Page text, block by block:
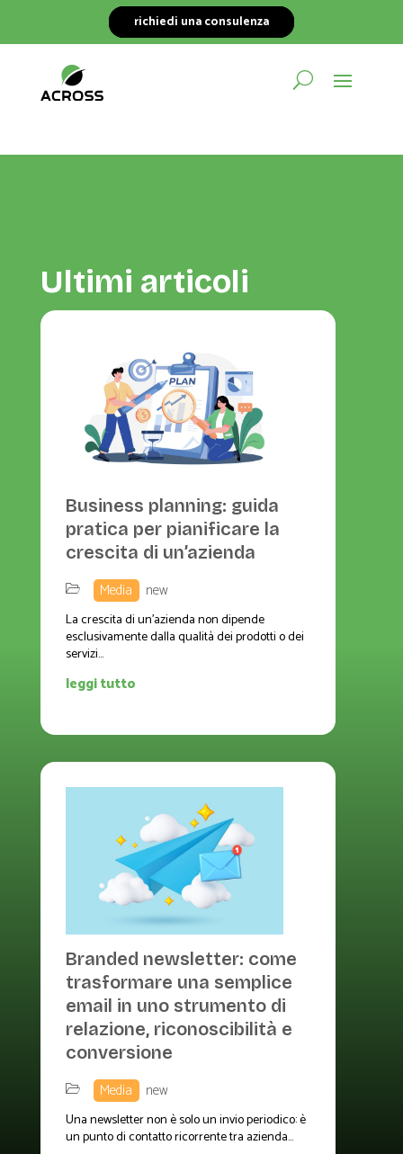
richiedi una consulenza
Ultimi articoli
Business planning: guida
pratica per pianificare la
crescita di un’azienda
Media , new
La crescita di un'azienda non dipende
esclusivamente dalla qualità dei prodotti o dei
servizi...
leggi tutto
Branded newsletter: come
trasformare una semplice
email in uno strumento di
relazione, riconoscibilità e
conversione
Media , new
Una newsletter non è solo un invio periodico: è
un punto di contatto ricorrente tra azienda...